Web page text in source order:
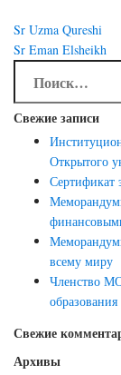
Навигация
по
записям
Sr Uzma Qureshi
Sr Eman Elsheikh
Свежие записи
Открытого
Сертификат
всему миру
Членство
образования
Свежие
Архивы